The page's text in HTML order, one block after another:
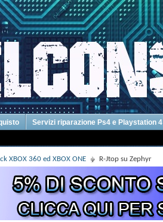
Servizi riparazione Ps4 e Playstation 4
XBOX 360 ed XBOX ONE R-Jtop su Zephyr